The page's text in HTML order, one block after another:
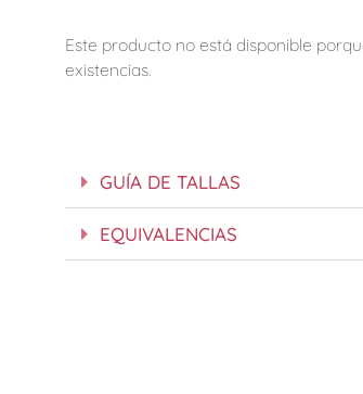
Este producto no está disponible
existencias.
GUÍA DE TALLAS
EQUIVALENCIAS